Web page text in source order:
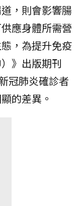
，則會影響腸
應身體所需營
，為提升免疫
》出版期刊
冠肺炎確診者
的差異。